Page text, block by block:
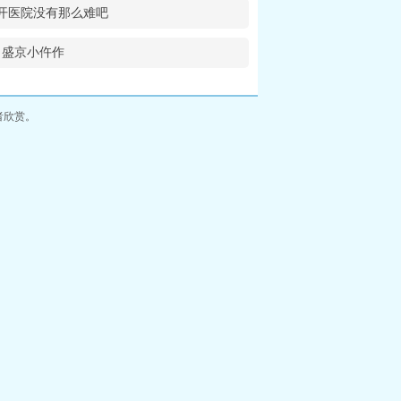
医院没有那么难吧
盛京小仵作
赏。